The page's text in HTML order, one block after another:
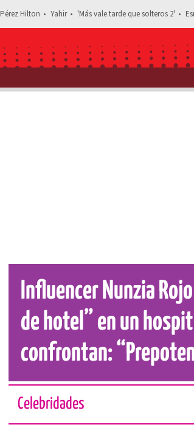
Pérez Hilton Yahir 'Más vale tarde que solteros 2'
Estás leyendo: Influencer Nunzia Rojo de la
Influencer Nunzia
de hotel” en un
confrontan:
Celebridades